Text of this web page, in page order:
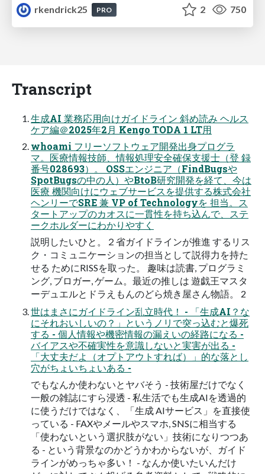
rkendrick25
PRO 2 750
Transcript
生成AI 業務応用向けガイドライン 斜め読み ヘルス
ケア編＠2025年2月 Kengo TODA 1 LT用
whoami フリーソフトウェア開発出身プログラ
マ。医療情報技師、情報処理安全確保支援士（登 録
番号028693）。 OSSエンジニア（FindBugsや
SpotBugsの中の人）やBtoB研究開発を経て、今は
医療 機関向けにウェブサービスを提供する株式会社
ヘンリーでSRE 兼 VP of Technologyを 担当。ス
タートアップのカオスに一貫性を持ち込んで、ステ
ークホルダーにわかりやすく
説明したいひと。２省ガイドラインが推進 するリス
ク・コミュニケーションの担当として説得力を持た
せる ためにRISSを取った。 趣味は読書, プログラミ
ング, ブロガー, ゲーム。最近の推しは 遊戯王マスタ
ーデュエルとドラえもんのどら焼き屋さん物語。 2
世はまさにガイドライン乱立時代！ - 「生成AI？な
にそれおいしいの？」というノリで突っ込むと爆死
する - 個人情報や機密情報の漏えいの経路になる -
バイアスや不確実性を意識しないと実害が出る -
「大丈夫だよ（オプトアウトすれば）」的な落とし
穴がちょいちょいある -
でもなんか使わないとヤバそう - 技術屋だけでなく
一般の雑誌にすら浸透 - 私生活でも生成AIを透過的
に使うだけではなく、「生成 AIサービス」を直接使
っている - FAXやメールやスマホ, SNSに相当する
「使わないという選択肢がない」技術になりつつあ
る - という背景なのかどうかわからないが、ガイド
ラインがめっちゃ多い！ - なんか使いたいんだけ